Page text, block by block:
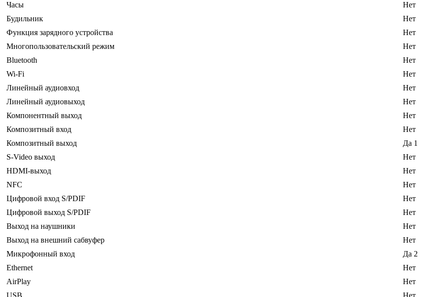
Часы
Нет
Будильник
Нет
Функция зарядного устройства
Нет
Многопользовательский режим
Нет
Bluetooth
Нет
Wi-Fi
Нет
Линейный аудиовход
Нет
Линейный аудиовыход
Нет
Компонентный выход
Нет
Композитный вход
Нет
Композитный выход
Да 1
S-Video выход
Нет
HDMI-выход
Нет
NFC
Нет
Цифровой вход S/PDIF
Нет
Цифровой выход S/PDIF
Нет
Выход на наушники
Нет
Выход на внешний сабвуфер
Нет
Микрофонный вход
Да 2
Ethernet
Нет
AirPlay
Нет